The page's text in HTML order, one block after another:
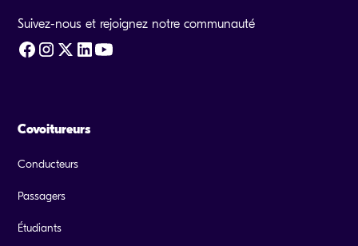
Suivez-nous et rejoignez notre communauté
Covoitureurs
Conducteurs
Passagers
Étudiants